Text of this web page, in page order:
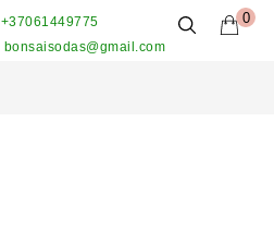
0
+37061449775
bonsaisodas@gmail.com